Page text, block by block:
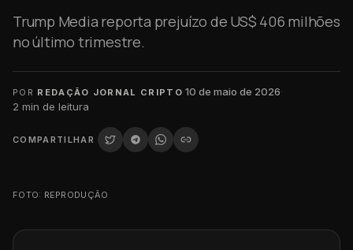
Trump Media reporta prejuízo de US$ 406 milhões
no último trimestre.
POR REDAÇÃO JORNAL CRIPTO·10 de maio de 2026·
2 min de leitura
COMPARTILHAR
FOTO: REPRODUÇÃO